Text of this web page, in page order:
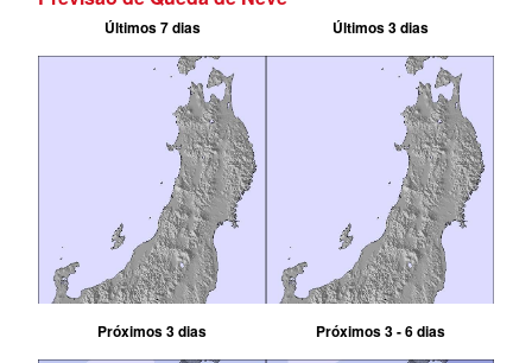
Últimos 7 dias Últimos 3 dias
Próximos 3 dias Próximos 3 - 6 dias